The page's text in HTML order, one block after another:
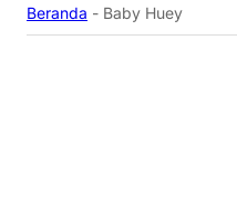
Beranda - Baby Huey